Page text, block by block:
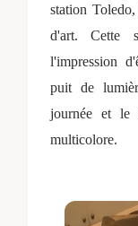
station
d'art. Cette
l'impression
puit de
journée et le
multicolore.